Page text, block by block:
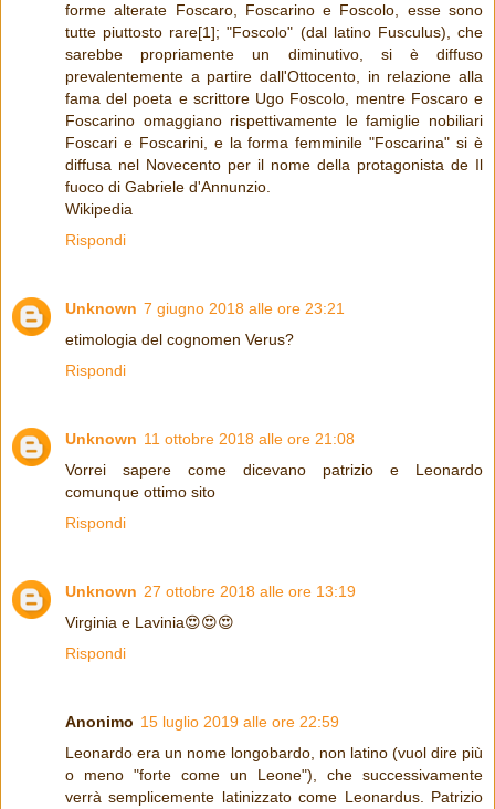
forme alterate Foscaro, Foscarino e Foscolo, esse sono
tutte piuttosto rare[1]; "Foscolo" (dal latino Fusculus), che
sarebbe propriamente un diminutivo, si è diffuso
prevalentemente a partire dall'Ottocento, in relazione alla
fama del poeta e scrittore Ugo Foscolo, mentre Foscaro e
Foscarino omaggiano rispettivamente le famiglie nobiliari
Foscari e Foscarini, e la forma femminile "Foscarina" si è
diffusa nel Novecento per il nome della protagonista de Il
fuoco di Gabriele d'Annunzio.
Wikipedia
Rispondi
Unknown 7 giugno 2018 alle ore 23:21
etimologia del cognomen Verus?
Rispondi
Unknown 11 ottobre 2018 alle ore 21:08
Vorrei sapere come dicevano patrizio e Leonardo
comunque ottimo sito
Rispondi
Unknown 27 ottobre 2018 alle ore 13:19
Virginia e Lavinia😍😍😍
Rispondi
Anonimo 15 luglio 2019 alle ore 22:59
Leonardo era un nome longobardo, non latino (vuol dire più
o meno "forte come un Leone"), che successivamente
verrà semplicemente latinizzato come Leonardus. Patrizio